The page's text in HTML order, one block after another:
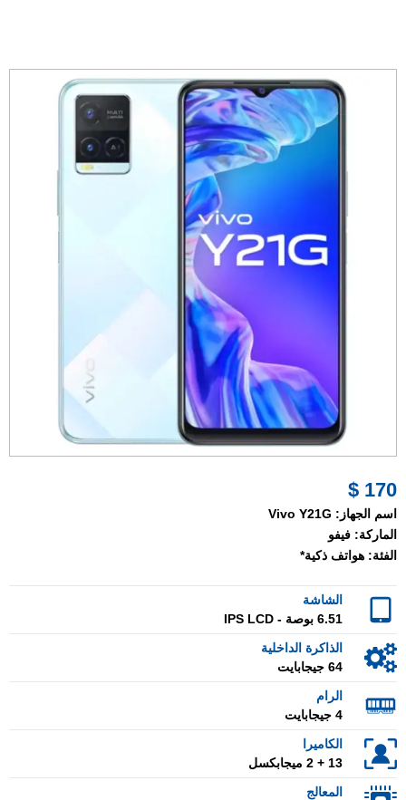
170 $
اسم الجهاز: Vivo Y21G
الماركة: فيفو
الفئة: هواتف ذكية*
الشاشة
6.51 بوصة - IPS LCD
الذاكرة الداخلية
64 جيجابايت
الرام
4 جيجابايت
الكاميرا
13 + 2 ميجابكسل
المعالج